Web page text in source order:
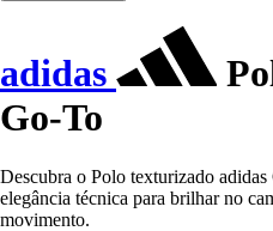
adidas
Go-To
Descubra o Polo texturizado
elegância técnica para brilhar no
movimento.